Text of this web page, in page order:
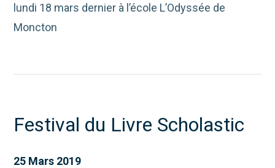
lundi 18 mars dernier à l’école L’Odyssée de
Moncton
Festival du Livre Scholastic
25 Mars 2019